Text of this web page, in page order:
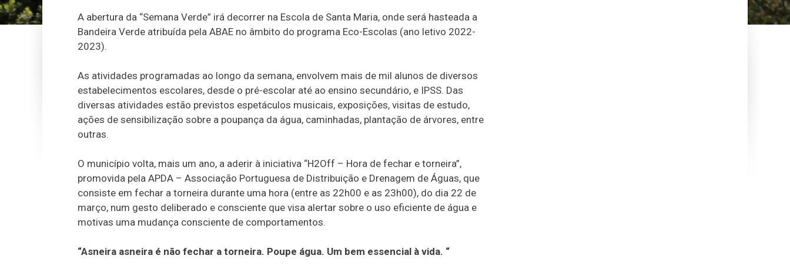
A abertura da “Semana Verde” irá decorrer na Escola de Santa Maria, onde será hasteada a
Bandeira Verde atribuída pela ABAE no âmbito do programa Eco-Escolas (ano letivo 2022-
2023).
As atividades programadas ao longo da semana, envolvem mais de mil alunos de diversos
estabelecimentos escolares, desde o pré-escolar até ao ensino secundário, e IPSS. Das
diversas atividades estão previstos espetáculos musicais, exposições, visitas de estudo,
ações de sensibilização sobre a poupança da água, caminhadas, plantação de árvores, entre
outras.
O município volta, mais um ano, a aderir à iniciativa “H2Off – Hora de fechar e torneira”,
promovida pela APDA – Associação Portuguesa de Distribuição e Drenagem de Águas, que
consiste em fechar a torneira durante uma hora (entre as 22h00 e as 23h00), do dia 22 de
março, num gesto deliberado e consciente que visa alertar sobre o uso eficiente de água e
motivas uma mudança consciente de comportamentos.
“Asneira asneira é não fechar a torneira. Poupe água. Um bem essencial à vida. “